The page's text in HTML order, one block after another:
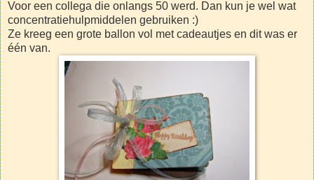
Voor een collega die onlangs 50 werd. Dan kun je wel wat
concentratiehulpmiddelen gebruiken :)
Ze kreeg een grote ballon vol met cadeautjes en dit was er
één van.